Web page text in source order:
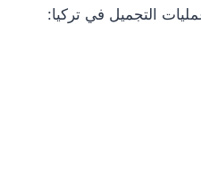
التجميل في تركيا: